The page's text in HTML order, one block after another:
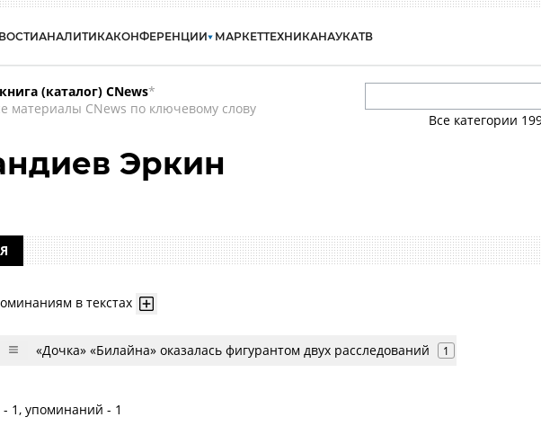
АНАЛИТИКАКОНФЕРЕНЦИИ МАРКЕТТЕХНИКАНАУКАТВ
(каталог) CNews*
материалы CNews по ключевому слову
Все категории
Эркин
в текстах
«Дочка» «Билайна» оказалась фигурантом двух расследований 1
1, упоминаний - 1